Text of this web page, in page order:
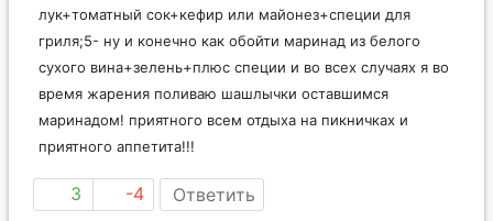
лук+томатный сок+кефир или майонез+специи для
гриля;5- ну и конечно как обойти маринад из белого
сухого вина+зелень+плюс специи и во всех случаях я во
время жарения поливаю шашлычки оставшимся
маринадом! приятного всем отдыха на пикничках и
приятного аппетита!!!
3 -4 Ответить